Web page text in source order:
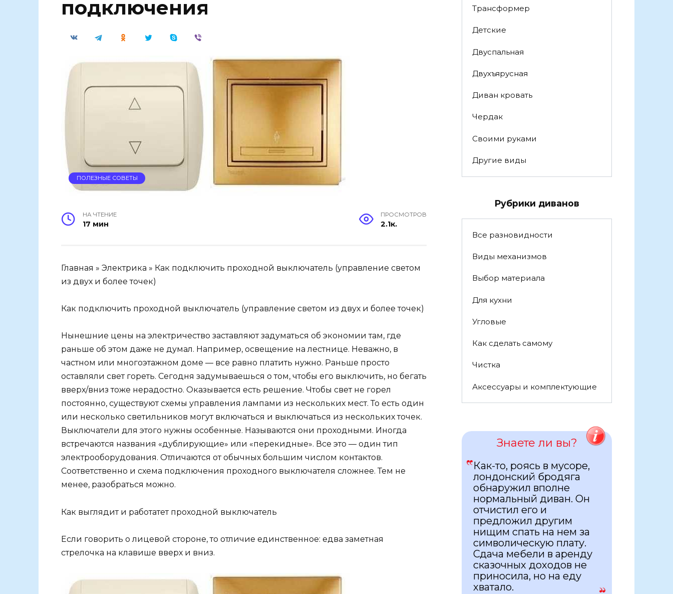
подключения
ПОЛЕЗНЫЕ СОВЕТЫ
НА ЧТЕНИЕ
17 мин
ПРОСМОТРОВ
2.1к.
Главная » Электрика » Как подключить проходной выключатель (управление светом
из двух и более точек)
Как подключить проходной выключатель (управление светом из двух и более точек)
Нынешние цены на электричество заставляют задуматься об экономии там, где
раньше об этом даже не думал. Например, освещение на лестнице. Неважно, в
частном или многоэтажном доме — все равно платить нужно. Раньше просто
оставляли свет гореть. Сегодня задумываешься о том, чтобы его выключить, но бегать
вверх/вниз тоже нерадостно. Оказывается есть решение. Чтобы свет не горел
постоянно, существуют схемы управления лампами из нескольких мест. То есть один
или несколько светильников могут включаться и выключаться из нескольких точек.
Выключатели для этого нужны особенные. Называются они проходными. Иногда
встречаются названия «дублирующие» или «перекидные». Все это — один тип
электрооборудования. Отличаются от обычных большим числом контактов.
Соответственно и схема подключения проходного выключателя сложнее. Тем не
менее, разобраться можно.
Как выглядит и работатет проходной выключатель
Если говорить о лицевой стороне, то отличие единственное: едва заметная
стрелочка на клавише вверх и вниз.
Трансформер
Детские
Двуспальная
Двухъярусная
Диван кровать
Чердак
Своими руками
Другие виды
Рубрики диванов
Все разновидности
Виды механизмов
Выбор материала
Для кухни
Угловые
Как сделать самому
Чистка
Аксессуары и комплектующие
Знаете ли вы?
Как-то, роясь в мусоре,
лондонский бродяга
обнаружил вполне
нормальный диван. Он
отчистил его и
предложил другим
нищим спать на нем за
символическую плату.
Сдача мебели в аренду
сказочных доходов не
приносила, но на еду
хватало.